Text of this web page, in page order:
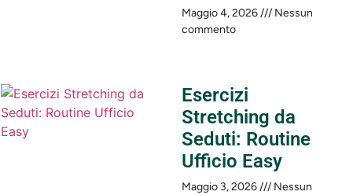
Maggio 4, 2026
Nessun
commento
Esercizi
Stretching da
Seduti: Routine
Ufficio Easy
Maggio 3, 2026
Nessun